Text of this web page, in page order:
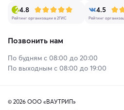
4.8
Рейтинг организации в 2ГИС
4.5
Рейтинг
Позвонить нам
По будням с 08:00 до 20:00
По выходным с 08:00 до 19:00
© 2026 ООО «ВАУТРИП»